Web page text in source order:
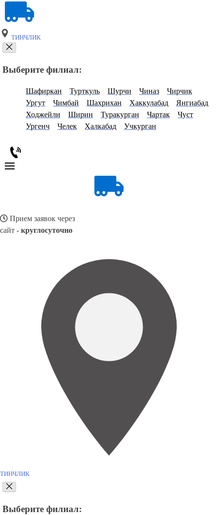
ТИНЧЛИК
Выберите филиал:
Шафиркан Турткуль Шурчи Чиназ
Чирчик
Ургут
Чимбай Шахрихан Хаккулабад
Янгиабад
Ходжейли
Ширин Туракурган Чартак
Чуст
Ургенч
Челек Халкабад Учкурган
Прием заявок через
сайт - круглосуточно
ТИНЧЛИК
Выберите филиал: